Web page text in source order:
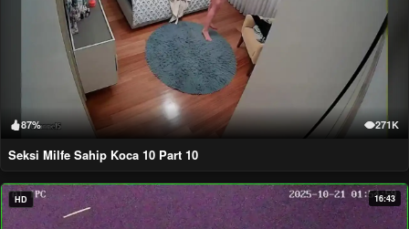
87% 271K
Seksi Milfe Sahip Koca 10 Part 10
HD 16:43